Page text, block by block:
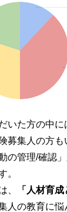
いた方の中
募集人の方も
の管理/確認
。
、
「人材育
人の教育に悩